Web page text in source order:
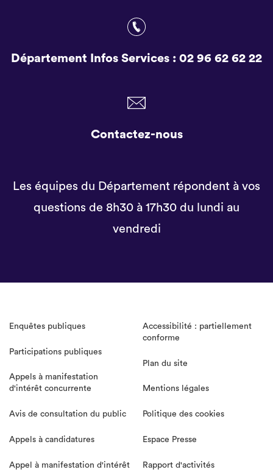
Département Infos Services : 02 96 62 62 22
Contactez-nous
Les équipes du Département répondent à vos
questions de 8h30 à 17h30 du lundi au
vendredi
Enquêtes publiques
Participations publiques
Appels à manifestation
d'intérêt concurrente
Avis de consultation du public
Appels à candidatures
Appel à manifestation d'intérêt
Accessibilité : partiellement
conforme
Plan du site
Mentions légales
Politique des cookies
Espace Presse
Rapport d'activités